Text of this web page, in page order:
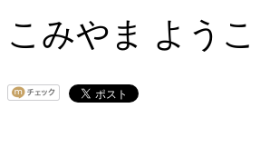
こみやま ようこ